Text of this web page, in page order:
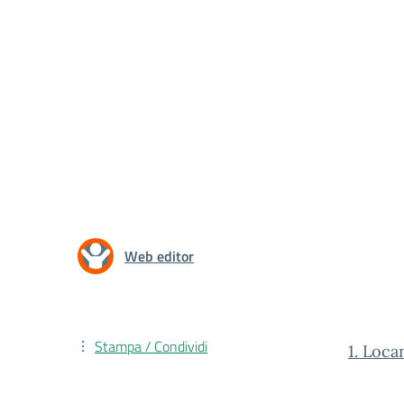
Web editor
1.
Stampa / Condividi